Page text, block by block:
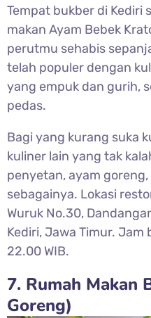
Tempat bukber di Kediri
makan Ayam Bebek
perutmu sehabis
telah populer dengan
yang empuk dan gurih,
pedas.
Bagi yang kurang suka
kuliner lain yang tak
penyetan, ayam
sebagainya. Lokasi
Wuruk No.30,
Kediri, Jawa Timur. Jam
22.00 WIB.
7. Rumah Makan
Goreng)